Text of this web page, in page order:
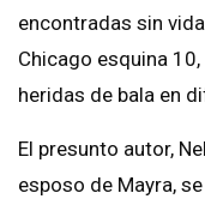
encontradas sin
Chicago esquina
heridas de bala en
El presunto autor,
esposo de Mayra,